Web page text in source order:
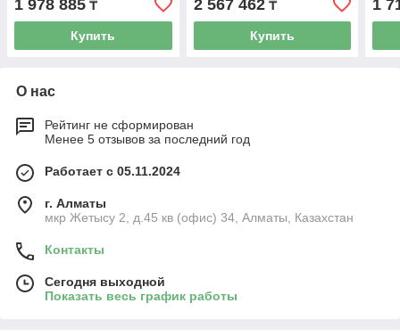
PoE+, AC power)
1 978 885 ₸
Купить
AC power)
2 567 462₸
Купить
SFP
1
О нас
Рейтинг не сформирован
Менее 5 отзывов за последний год
Работает с 05.11.2024
г. Алматы
мкр Жетысу 2, д.45 кв (офис) 34, Алматы, Казахстан
Контакты
Сегодня выходной
Показать весь график работы